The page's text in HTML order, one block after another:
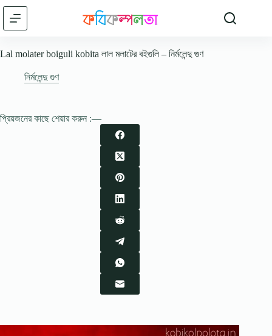
Skip
content
Lal molater boiguli kobita লাল মলাটের বইগুলি – নির্মলেন্দু গুণ
নির্মলেন্দু গুণ
প্রিয়জনের কাছে শেয়ার করুন :—